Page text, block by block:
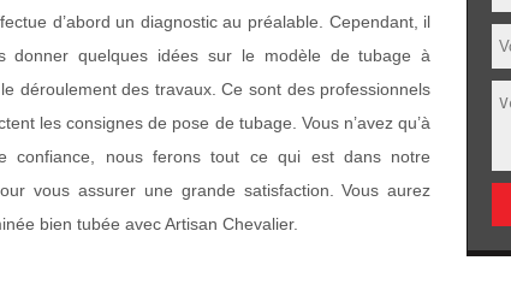
d’abord un diagnostic au préalable. Cependant, il
donner quelques idées sur le modèle de tubage à
déroulement des travaux. Ce sont des professionnels
les consignes de pose de tubage. Vous n’avez qu’à
confiance, nous ferons tout ce qui est dans notre
vous assurer une grande satisfaction. Vous aurez
bien tubée avec Artisan Chevalier.